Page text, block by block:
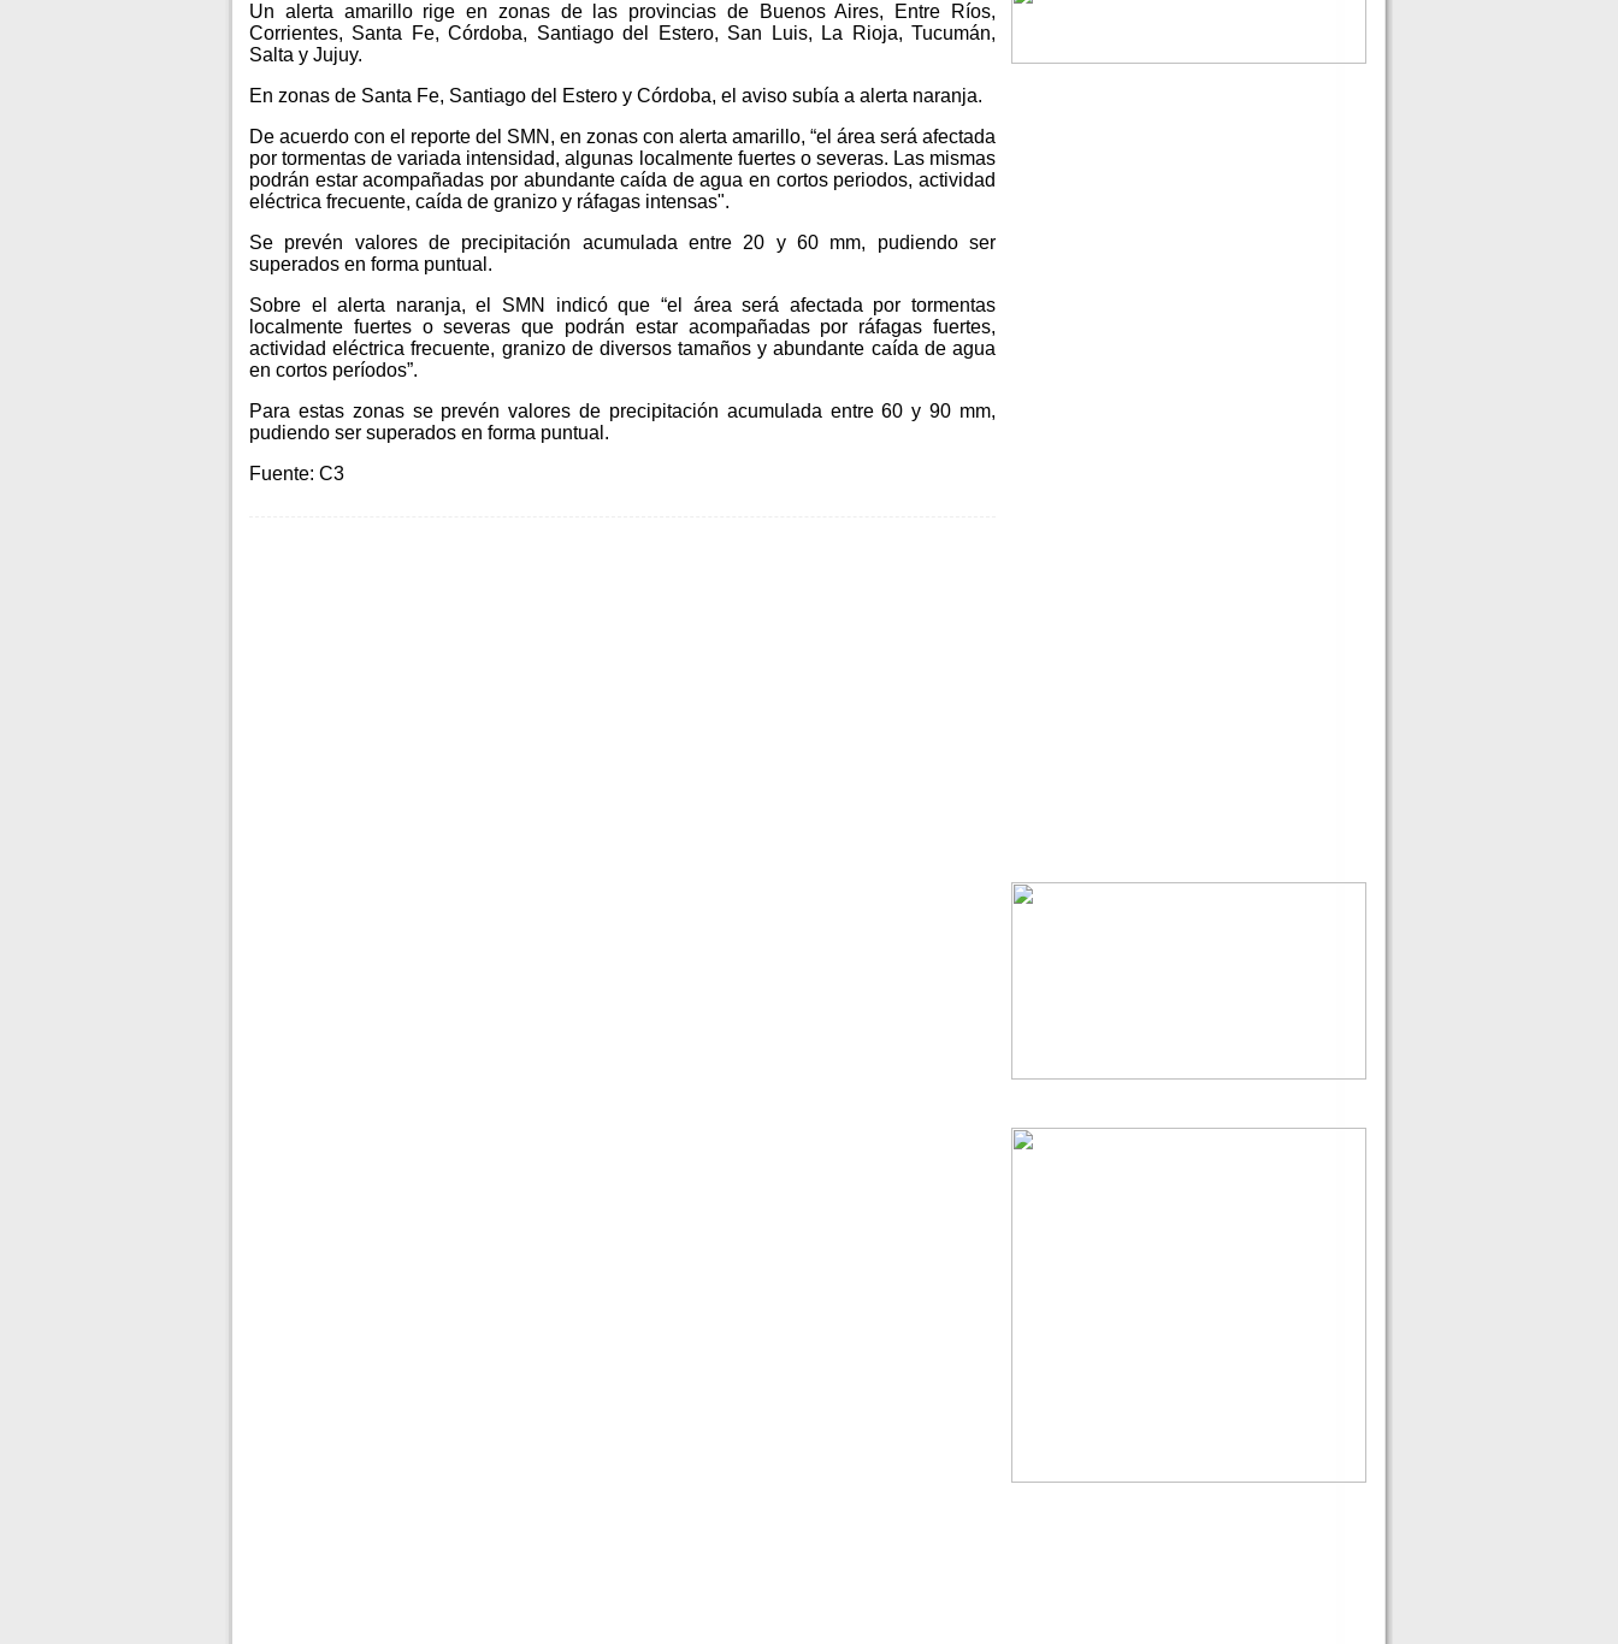
Un alerta amarillo rige en zonas de las provincias de Buenos Aires, Entre Ríos,
Corrientes, Santa Fe, Córdoba, Santiago del Estero, San Luis, La Rioja, Tucumán,
Salta y Jujuy.
En zonas de Santa Fe, Santiago del Estero y Córdoba, el aviso subía a alerta naranja.
De acuerdo con el reporte del SMN, en zonas con alerta amarillo, “el área será afectada
por tormentas de variada intensidad, algunas localmente fuertes o severas. Las mismas
podrán estar acompañadas por abundante caída de agua en cortos periodos, actividad
eléctrica frecuente, caída de granizo y ráfagas intensas".
Se prevén valores de precipitación acumulada entre 20 y 60 mm, pudiendo ser
superados en forma puntual.
Sobre el alerta naranja, el SMN indicó que “el área será afectada por tormentas
localmente fuertes o severas que podrán estar acompañadas por ráfagas fuertes,
actividad eléctrica frecuente, granizo de diversos tamaños y abundante caída de agua
en cortos períodos”.
Para estas zonas se prevén valores de precipitación acumulada entre 60 y 90 mm,
pudiendo ser superados en forma puntual.
Fuente: C3